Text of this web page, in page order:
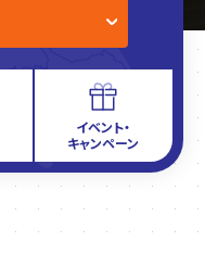
イベント・
キャンペーン